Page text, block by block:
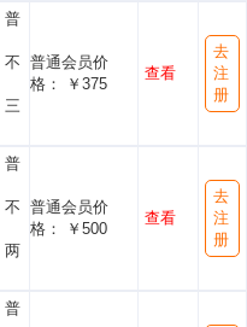
普
不
三
普通会员价
格： ￥375
查看
去
注
册
普
不
两
普通会员价
格： ￥500
查看
去
注
册
普